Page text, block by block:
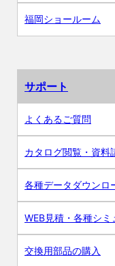
福岡ショールーム
サポート
よくあるご質問
カタログ閲覧・資料
各種データダウンロ
WEB見積・各種シミ
交換用部品の購入